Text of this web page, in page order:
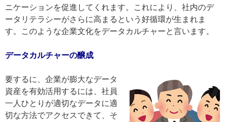
ニケーションを促進してくれます。これにより、社内のデ
ータリテラシーがさらに高まるという好循環が生まれま
す。このような企業文化をデータカルチャーと言います。
データカルチャーの醸成
要するに、企業が膨大なデータ
資産を有効活用するには、社員
一人ひとりが適切なデータに適
切な方法でアクセスできて、そ